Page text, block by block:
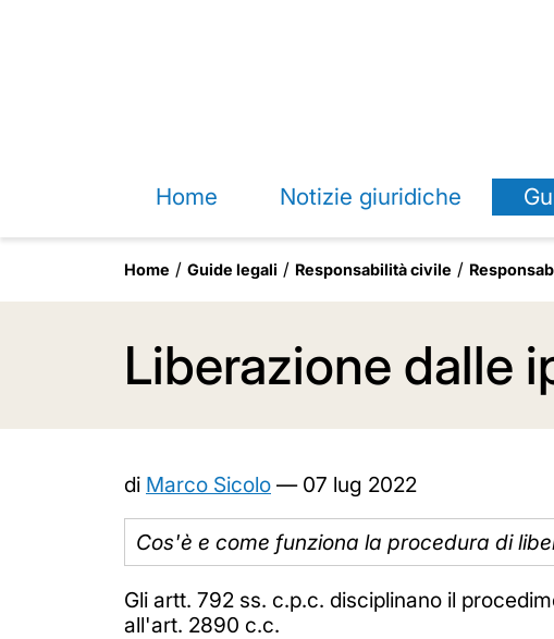
Home Notizie giuridiche
Home Guide legali Responsabilità civile
Liberazione dalle
di Marco Sicolo — 07 lug 2022
Cos'è e come funziona la procedura di
Gli artt. 792 ss. c.p.c. disciplinano il
all'art. 2890 c.c.